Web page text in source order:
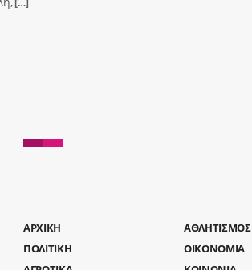
AΡΧΙΚΗ
ΑΘΛΗΤΙΣΜΟΣ
ΠΟΛΙΤΙΚΗ
ΟΙΚΟΝΟΜΙΑ